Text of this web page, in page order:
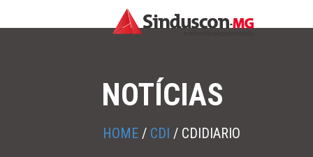
NOTÍCIAS
HOME / CDI / CDIDIARIO